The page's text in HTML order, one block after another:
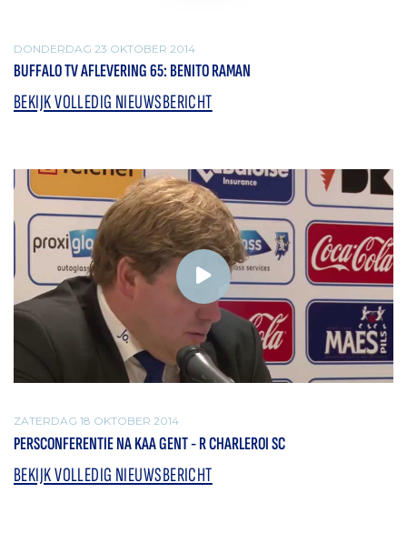
DONDERDAG 23 OKTOBER 2014
BUFFALO TV AFLEVERING 65: BENITO RAMAN
BEKIJK VOLLEDIG NIEUWSBERICHT
ZATERDAG 18 OKTOBER 2014
PERSCONFERENTIE NA KAA GENT - R CHARLEROI SC
BEKIJK VOLLEDIG NIEUWSBERICHT